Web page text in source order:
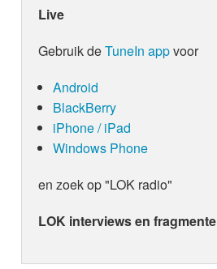
Live
Gebruik deTuneIn appvoor
Android
BlackBerry
iPhone / iPad
Windows Phone
en zoek op "LOK radio"
LOK interviews en